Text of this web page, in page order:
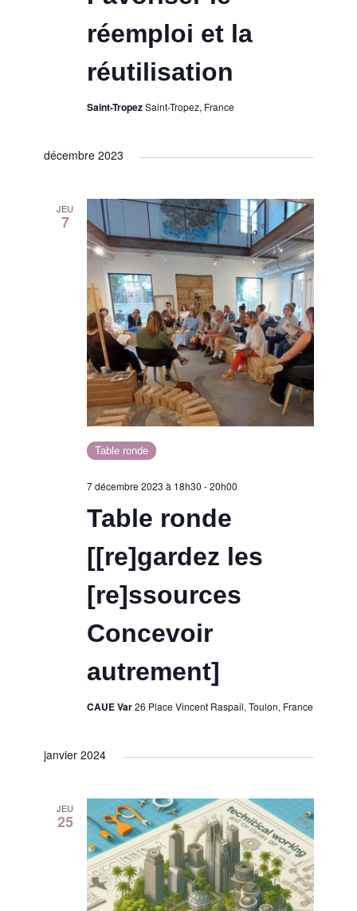
réemploi et la
réutilisation
Saint-TropezSaint-Tropez, France
décembre 2023
JEU
7
Table ronde
[[re]gardez les
[re]ssources
Concevoir
autrement]
7 décembre 2023 à 18h30 -20h00
Table ronde
CAUE Var26 Place Vincent Raspail, Toulon, France
janvier 2024
JEU
25